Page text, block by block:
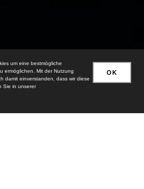
KANN ICH FÜR SIE
TUN?
OK
um eine bestmögliche
ermöglichen. Mit der Nutzung
damit einverstanden, dass wir diese
Sie in unserer